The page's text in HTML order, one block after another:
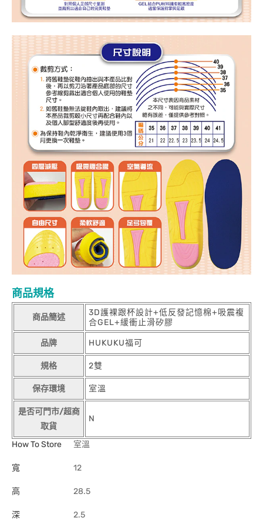
商品規格
商品簡述
3D護裸跟杯設計+低反發記憶棉+吸震複
合GEL+緩衝止滑矽膠
品牌 HUKUKU福可
規格 2雙
保存環境 室溫
是否可門市/超商
取貨
N
How To Store 室溫
寬 12
高 28.5
深 2.5